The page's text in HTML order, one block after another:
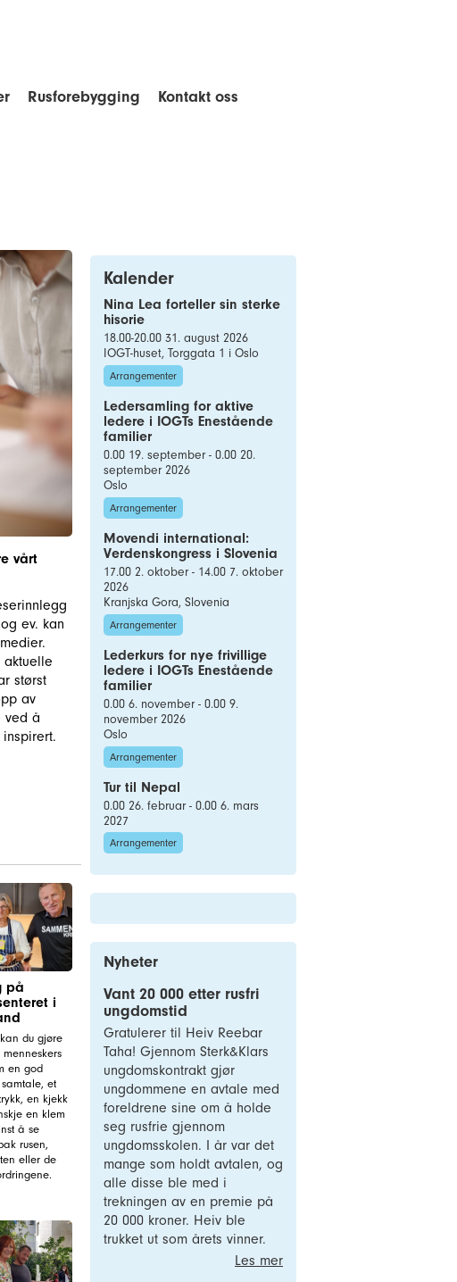
Rusforebygging Kontakt oss
vårt
ev. kan
aktuelle
størst
av
ved å
på
i
du gjøre
en god
et
en kjekk
en klem
å se
rusen,
eller de
Kalender
Nina Lea forteller sin sterke
hisorie
18.00-20.00 31. august 2026
IOGT-huset, Torggata 1 i Oslo
Arrangementer
Ledersamling for aktive
ledere i IOGTs Enestående
familier
0.00 19. september - 0.00 20.
september 2026
Oslo
Arrangementer
Movendi international:
Verdenskongress i Slovenia
17.00 2. oktober - 14.00 7. oktober
2026
Kranjska Gora, Slovenia
Arrangementer
Lederkurs for nye frivillige
ledere i IOGTs Enestående
familier
0.00 6. november - 0.00 9.
november 2026
Oslo
Arrangementer
Tur til Nepal
0.00 26. februar - 0.00 6. mars
2027
Arrangementer
Nyheter
Vant 20 000 etter rusfri
ungdomstid
Gratulerer til Heiv Reebar
Taha! Gjennom Sterk&Klars
ungdomskontrakt gjør
ungdommene en avtale med
foreldrene sine om å holde
seg rusfrie gjennom
ungdomsskolen. I år var det
mange som holdt avtalen, og
alle disse ble med i
trekningen av en premie på
20 000 kroner. Heiv ble
trukket ut som årets vinner.
Les mer